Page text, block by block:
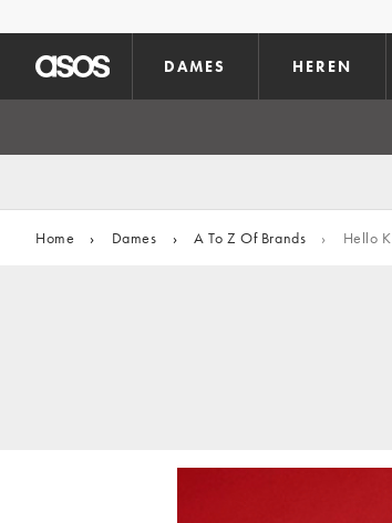
DAMES HEREN
Home › Dames › A To Z Of Brands › Hello